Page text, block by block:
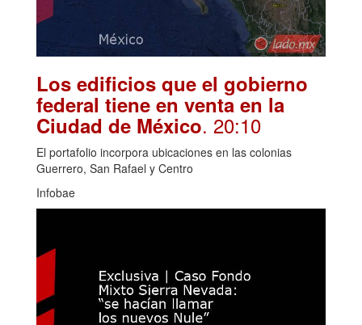
Los edificios que el gobierno
federal tiene en venta en la
Ciudad de México. 20:10
El portafolio incorpora ubicaciones en las colonias
Guerrero, San Rafael y Centro
Infobae